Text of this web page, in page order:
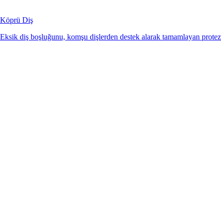
Köprü Diş
Eksik diş boşluğunu, komşu dişlerden destek alarak tamamlayan protez